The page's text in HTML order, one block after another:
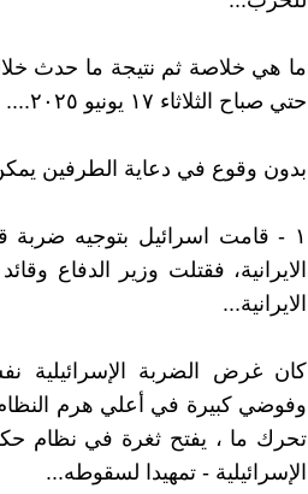
حتي صباح الثلاثاء ١٧ يونيو ٢٠٢٥....
بدون وقوع في دعاية الطرفين
١ - قامت اسرائيل بتوجيه ضربة
الايرانية، فقتلت وزير الدفاع
الايرانية...
كان غرض الضربة الإسرائيلية
وفوضي كبيرة في أعلي هرم النظام
تحرك ما ، يفتح ثغرة في نظام
الإسرائيلية - تمهيدا لسقوطه...